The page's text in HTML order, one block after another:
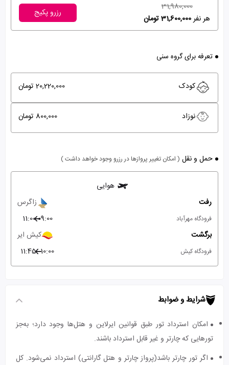
31,980,000
هر نفر31,600,000 تومان رزرو پکیج
تعرفه برای گروه سنی
کودک 20,220,000 تومان
نوزاد 800,000 تومان
حمل و نقل ( امکان تغییر پروازها در رزرو وجود خواهد داشت )
هوایی
رفت
زاگرس
فرودگاه مهرآباد 09:00
11:00
برگشت
کیش ایر
فرودگاه کیش 10:00
11:45
شرایط و ضوابط
امکان استرداد تور طبق قوانین ایرلاین و هتل‌ها وجود دارد؛ به‌جز
تورهایی که چارتر و غیر قابل استرداد باشند.
اگر تور چارتر باشد(پرواز چارتر و هتل گارانتی) استرداد نمی‌شود. کل